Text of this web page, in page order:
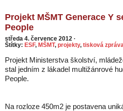
Projekt MŠMT Generace Y
People
středa 4. července 2012 ·
Štítky: ESF, MŠMT, projekty, tisková zpráva
Projekt Ministerstva školství,
stal jedním z lákadel multižánrové
People.
Na rozloze 450m2 je postavena